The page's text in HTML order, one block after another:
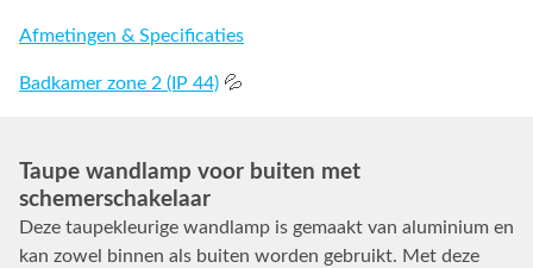
Afmetingen & Specificaties
Badkamer zone 2 (IP 44) 💦
Taupe wandlamp voor buiten met
schemerschakelaar
Deze taupekleurige wandlamp is gemaakt van aluminium en
kan zowel binnen als buiten worden gebruikt. Met deze